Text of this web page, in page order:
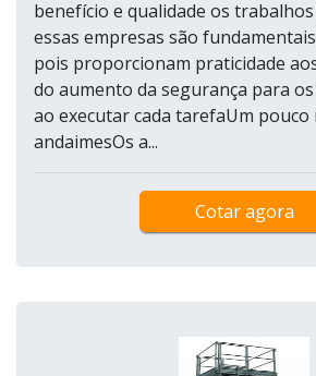
benefício e qualidade os
essas empresas são
pois proporcionam praticidade
do aumento da segurança para
ao executar cada tarefaUm pouco
andaimesOs a...
Cotar agora